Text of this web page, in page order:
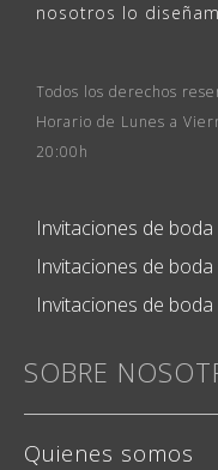
nosotros lo
Todos los derechos
Horario de Lunes a
20:00h
Invitaciones de
Invitaciones de
Invitaciones de
SOBRE
Quienes somos